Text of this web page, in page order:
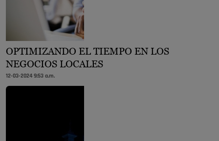
OPTIMIZANDO EL TIEMPO EN LOS
NEGOCIOS LOCALES
12-03-2024 9:53 a.m.